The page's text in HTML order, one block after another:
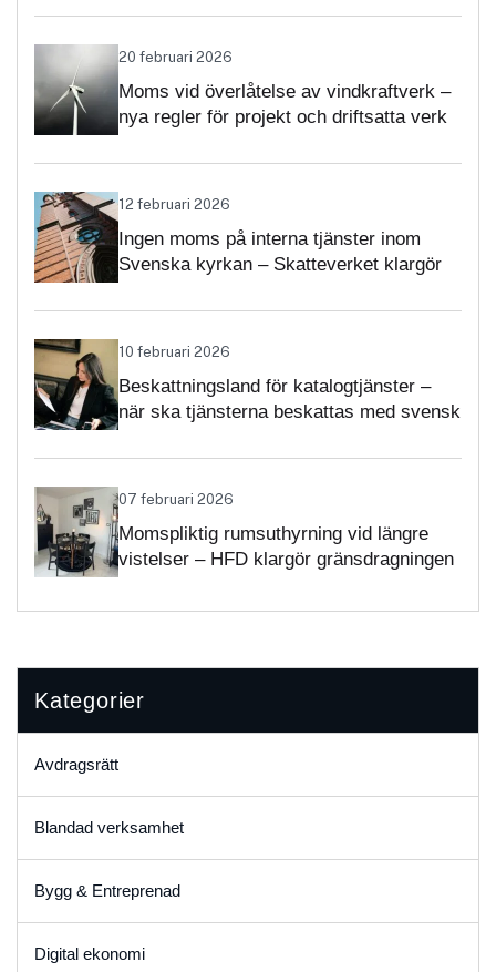
20 februari 2026
Moms vid överlåtelse av vindkraftverk –
nya regler för projekt och driftsatta verk
12 februari 2026
Ingen moms på interna tjänster inom
Svenska kyrkan – Skatteverket klargör
10 februari 2026
Beskattningsland för katalogtjänster –
när ska tjänsterna beskattas med svensk
07 februari 2026
Momspliktig rumsuthyrning vid längre
vistelser – HFD klargör gränsdragningen
Kategorier
Avdragsrätt
Blandad verksamhet
Bygg & Entreprenad
Digital ekonomi